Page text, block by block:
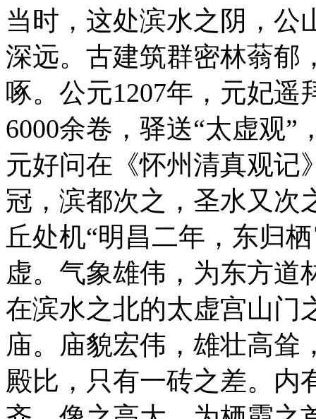
当时，这处滨水之阴，公
深远。古建筑群密林蓊郁
啄。公元1207年，元妃
6000余卷，驿送“太虚观
元好问在《怀州清真观记
冠，滨都次之，圣水又次
丘处机“明昌二年，东归
虚。气象雄伟，为东方道
在滨水之北的太虚宫山门
庙。庙貌宏伟，雄壮高耸
殿比，只有一砖之差。内